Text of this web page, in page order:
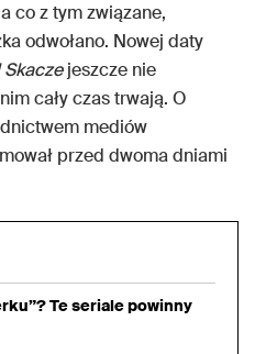
co z tym związane,
odwołano. Nowej daty
Skaczejeszcze nie
cały czas trwają. O
mediów
przed dwoma dniami
Te seriale powinny